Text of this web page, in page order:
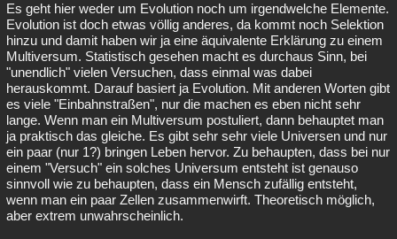
Es geht hier weder um Evolution noch um irgendwelche Elemente.
Evolution ist doch etwas völlig anderes, da kommt noch Selektion
hinzu und damit haben wir ja eine äquivalente Erklärung zu einem
Multiversum. Statistisch gesehen macht es durchaus Sinn, bei
"unendlich" vielen Versuchen, dass einmal was dabei
herauskommt. Darauf basiert ja Evolution. Mit anderen Worten gibt
es viele "Einbahnstraßen", nur die machen es eben nicht sehr
lange. Wenn man ein Multiversum postuliert, dann behauptet man
ja praktisch das gleiche. Es gibt sehr sehr viele Universen und nur
ein paar (nur 1?) bringen Leben hervor. Zu behaupten, dass bei nur
einem "Versuch" ein solches Universum entsteht ist genauso
sinnvoll wie zu behaupten, dass ein Mensch zufällig entsteht,
wenn man ein paar Zellen zusammenwirft. Theoretisch möglich,
aber extrem unwahrscheinlich.